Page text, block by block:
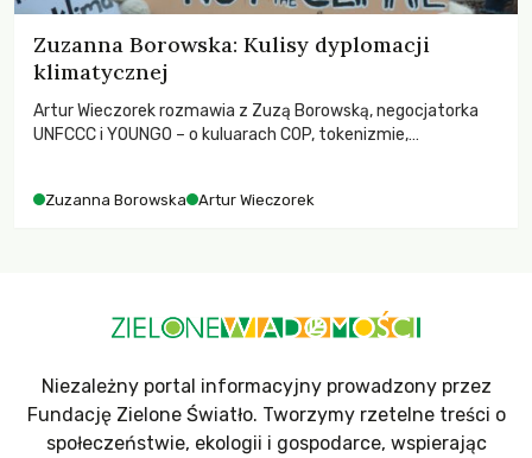
Zuzanna Borowska: Kulisy dyplomacji
klimatycznej
Artur Wieczorek rozmawia z Zuzą Borowską, negocjatorka
UNFCCC i YOUNGO – o kuluarach COP, tokenizmie,
Zuzanna Borowska Artur Wieczorek
Niezależny portal informacyjny prowadzony przez
Fundację Zielone Światło. Tworzymy rzetelne treści o
społeczeństwie, ekologii i gospodarce, wspierając